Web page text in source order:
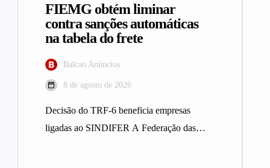
FIEMG obtém liminar
contra sanções automáticas
na tabela do frete
Balcao Anúncios
8 de agosto de 2026
Decisão do TRF-6 beneficia empresas
ligadas ao SINDIFER A Federação das